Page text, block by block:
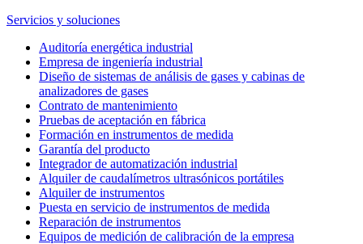
Servicios y soluciones
Auditoría energética industrial
Empresa de ingeniería industrial
Diseño de sistemas de análisis de gases y cabinas de
analizadores de gases
Contrato de mantenimiento
Pruebas de aceptación en fábrica
Formación en instrumentos de medida
Garantía del producto
Integrador de automatización industrial
Alquiler de caudalímetros ultrasónicos portátiles
Alquiler de instrumentos
Puesta en servicio de instrumentos de medida
Reparación de instrumentos
Equipos de medición de calibración de la empresa